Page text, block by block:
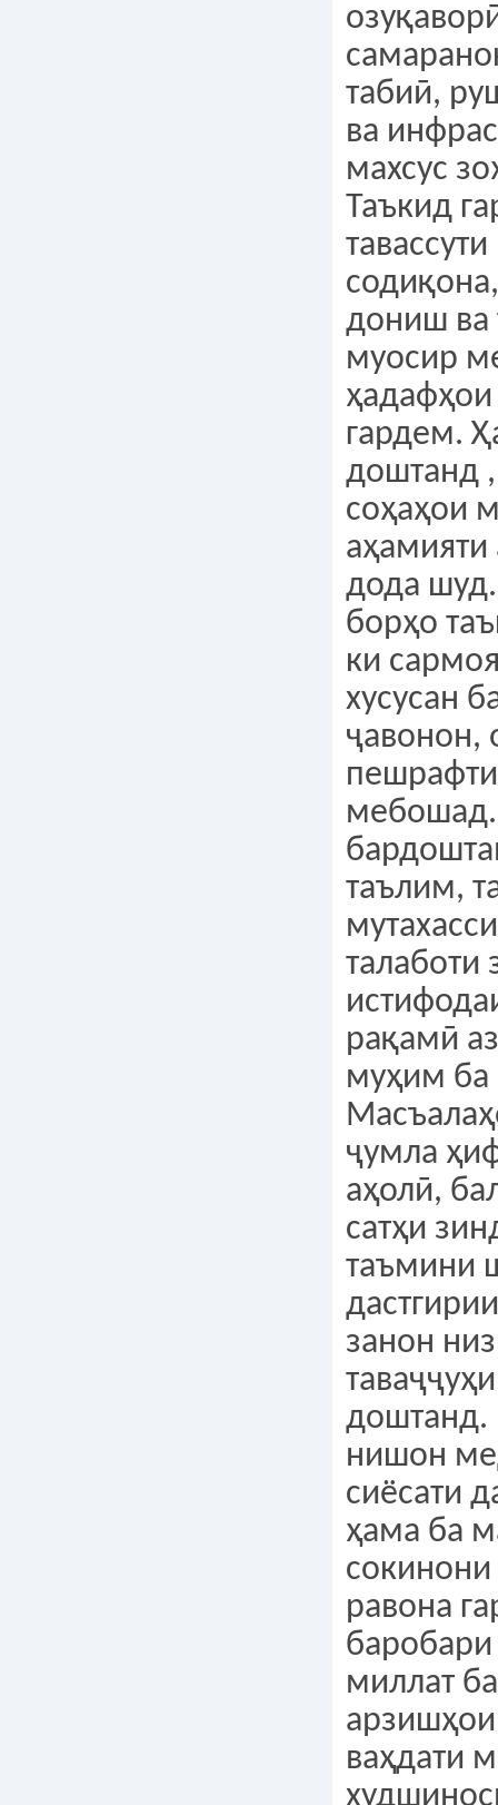
табиӣ,
ва
махсус
Таъкид
дониш ва
муосир
ҳадафҳои
гардем.
доштанд
соҳаҳои
аҳамияти
дода
борҳо
ки
хусусан
ҷавонон,
таълим,
талаботи
рақамӣ
муҳим ба
ҷумла
аҳолӣ,
сатҳи
таъмини
занон
доштанд.
нишон
сиёсати
ҳама ба
равона
миллат
ваҳдати